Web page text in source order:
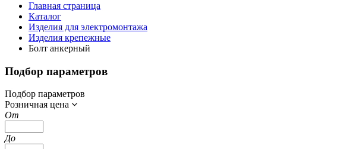
Главная страница
Каталог
Изделия для электромонтажа
Изделия крепежные
Болт анкерный
Подбор параметров
Подбор параметров
Розничная цена
От
До